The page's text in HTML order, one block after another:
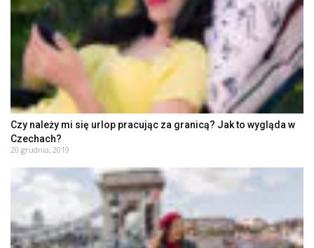
Czy należy mi się urlop pracując za granicą? Jak to wygląda w
Czechach?
20 grudnia, 2019